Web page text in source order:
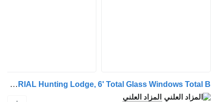
JD 2026 JD INDUSTRIAL Hunting Lodge, 6' Total Glass Windows Total B
المزاد العلني